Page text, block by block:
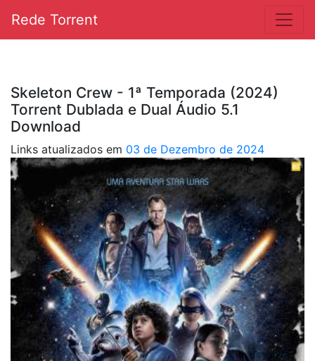
Rede Torrent
Skeleton Crew - 1ª Temporada (2024)
Torrent Dublada e Dual Áudio 5.1
Download
Links atualizados em 03 de Dezembro de 2024